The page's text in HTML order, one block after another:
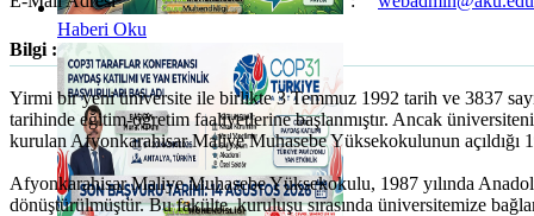
Haberi Oku
Bilgi :
Yirmi bir yeni üniversite ile birlikte 3 Temmuz 1992 tarih ve 3837
tarihinde eğitim-öğretim faaliyetlerine başlanmıştır. Ancak
kurulan Afyonkarahisar Maliye Muhasebe Yüksekokulunun açıldığı
Afyonkarahisar Maliye Muhasebe Yüksekokulu, 1987 yılında
dönüştürülmüştür. Bu fakülte, kuruluşu sırasında üniversitemize